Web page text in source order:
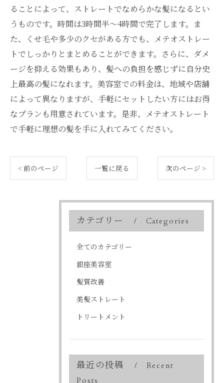
ることによって、ストレートでなめらかな髪になるとい
うものです。時間は3時間半〜4時間で完了します。ま
た、くせ毛や多少のクセがある方でも、メテオストレー
トでしっかりとまとめることができます。さらに、ダメ
ージを抑える効果もあり、髪への負担を感じずに自分史
上最高の髪になれます。美容室での料金は、地域や店舗
によって異なりますが、手軽にセットしたい方にはお得
なプランも用意されています。是非、メテオストレート
で手軽に理想の髪を手に入れてみてください。
< 前のページ 一覧に戻る 次のページ >
カテゴリー Categories
全てのカテゴリー
銀座美容室
髪質改善
美髪ストレート
トリートメント
最近の投稿
Recent
Posts